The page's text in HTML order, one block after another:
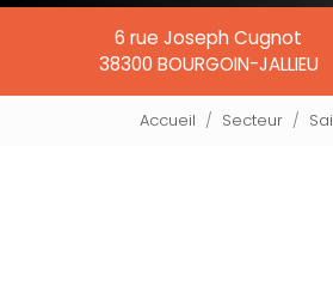
6 rue Joseph Cugnot
38300 BOURGOIN-JALLIEU
Accueil Secteur